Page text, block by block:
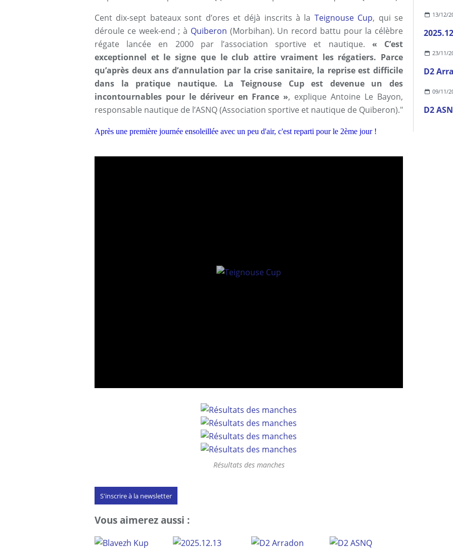
Cent dix-sept bateaux sont d’ores et déjà inscrits à la Teignouse Cup, qui se
déroule ce week-end ; à Quiberon (Morbihan). Un record battu pour la célèbre
régate lancée en 2000 par l’association sportive et nautique. « C’est
exceptionnel et le signe que le club attire vraiment les régatiers. Parce
qu’après deux ans d’annulation par la crise sanitaire, la reprise est difficile
dans la pratique nautique. La Teignouse Cup est devenue un des
incontournables pour le dériveur en France », explique Antoine Le Bayon,
responsable nautique de l’ASNQ (Association sportive et nautique de Quiberon)."
Après une première journée ensoleillée avec un peu d'air, c'est reparti pour le 2ème jour !
Résultats des manches
S'inscrire à la newsletter
Vous aimerez aussi :
13/12/
23/11/
D2
09/11/
D2